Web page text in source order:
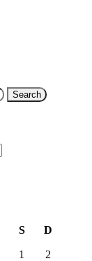
Search
S D
1 2